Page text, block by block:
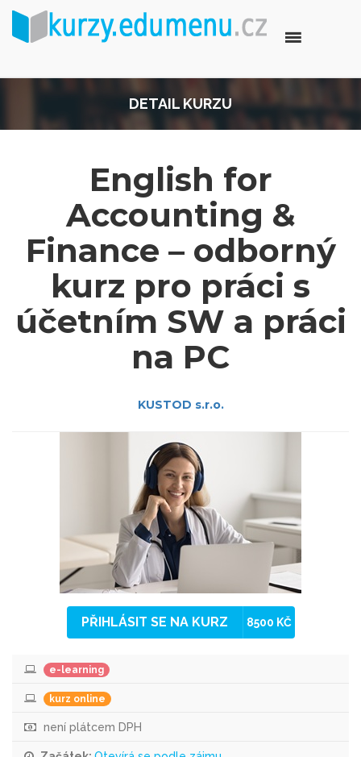
DETAIL KURZU
English for
Accounting &
Finance – odborný
kurz pro práci s
účetním SW a práci
na PC
KUSTOD s.r.o.
PŘIHLÁSIT SE NA KURZ 8500 KČ
e-learning
kurz online
není plátcem DPH